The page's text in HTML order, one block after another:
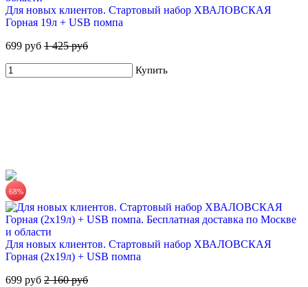
ХВАЛОВСКАЯ Premium природная питьевая вода 18,9л
555 руб.
Купить
CRISTELLE питьевая природная вода без газа 6х0,75л стекло
918 руб.
153.00 руб/шт
Для новых клиентов. Стартовый набор ХВАЛОВСКАЯ
Горная 19л + USB помпа
699 руб 1 425 руб
Купить
68%
Для новых клиентов. Стартовый набор ХВАЛОВСКАЯ
Горная (2х19л) + USB помпа
699 руб 2 160 руб